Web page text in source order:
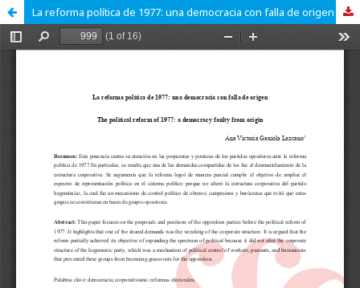
La reforma política de 1977: una democracia con falla de origen